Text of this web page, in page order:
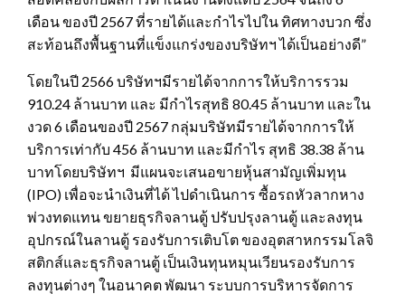
เดือน ของปี 2567 ที่รายได้และกำไรไปใน ทิศทางบวก ซึ่ง
สะท้อนถึงพื้นฐานที่แข็งแกร่งของบริษัทฯ ได้เป็นอย่างดี”
โดยในปี 2566 บริษัทฯมีรายได้จากการให้บริการรวม
910.24 ล้านบาท และ มีกำไรสุทธิ 80.45 ล้านบาท และใน
งวด 6 เดือนของปี 2567 กลุ่มบริษัทมีรายได้จากการให้
บริการเท่ากับ 456 ล้านบาท และมีกำไร สุทธิ 38.38 ล้าน
บาทโดยบริษัทฯ มีแผนจะเสนอขายหุ้นสามัญเพิ่มทุน
(IPO) เพื่อจะนำเงินที่ได้ ไปดำเนินการ ซื้อรถหัวลากหาง
พ่วงทดแทน ขยายธุรกิจลานตู้ ปรับปรุงลานตู้ และลงทุน
อุปกรณ์ในลานตู้ รองรับการเติบโต ของอุตสาหกรรมโลจิ
สติกส์และธุรกิจลานตู้ เป็นเงินทุนหมุนเวียนรองรับการ
ลงทุนต่างๆ ในอนาคต พัฒนา ระบบการบริหารจัดการ